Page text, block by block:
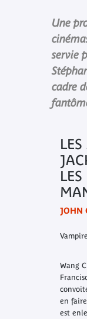
Une
servie
cadre
JOHN
Wang
en
est